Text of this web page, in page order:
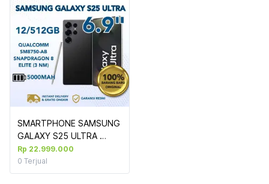
SMARTPHONE SAMSUNG
GALAXY S25 ULTRA
12/512GB (S938) BLACK
Rp 22.999.000
0 Terjual